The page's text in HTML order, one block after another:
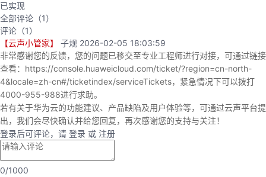
已实现
全部评论（1）
评论（1）
【云声小管家】 子规 2026-02-05 18:03:59
非常感谢您的反馈，您的问题已移交至专业工程师进行对接，可通过链接
查看：https://console.huaweicloud.com/ticket/?region=cn-north-
4&locale=zh-cn#/ticketindex/serviceTickets，紧急情况下可以拨打
4000-955-988进行求助。
若有关于华为云的功能建议、产品缺陷及用户体验等，可通过云声平台提
出，我们会尽快确认并给您回复，再次感谢您的支持与关注！
登录后可评论，请 登录 或 注册
0/1000